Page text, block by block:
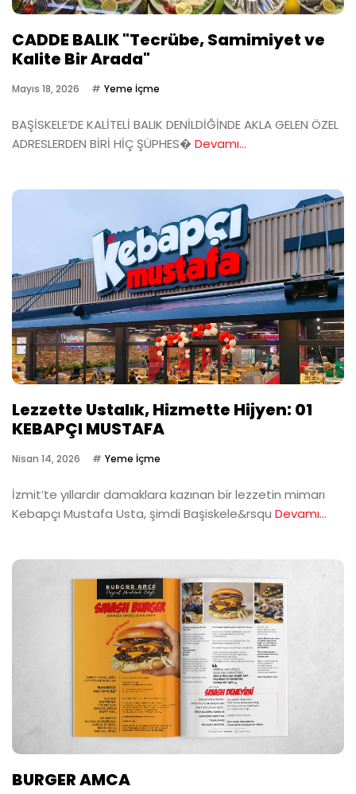
CADDE BALIK "Tecrübe, Samimiyet ve
Kalite Bir Arada"
Mayıs 18, 2026 Yeme İçme
BAŞİSKELE’DE KALİTELİ BALIK DENİLDİĞİNDE AKLA GELEN ÖZEL
ADRESLERDEN BİRİ HİÇ ŞÜPHES� Devamı...
Lezzette Ustalık, Hizmette Hijyen: 01
KEBAPÇI MUSTAFA
Nisan 14, 2026 Yeme İçme
İzmit’te yıllardır damaklara kazınan bir lezzetin mimarı
Kebapçı Mustafa Usta, şimdi Başiskele&rsqu Devamı...
BURGER AMCA